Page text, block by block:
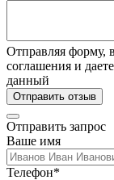
Отправляя форму,
соглашения и
данный
Отправить отзыв
Отправить запрос
Ваше имя
Телефон*